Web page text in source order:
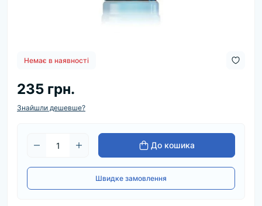
Немає в наявності
235 грн.
Знайшли дешевше?
До кошика
Швидке замовлення